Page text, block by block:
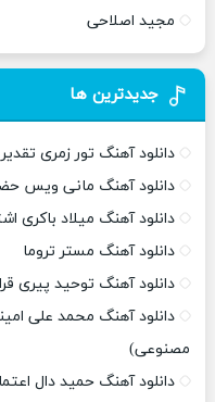
مجید اصلاحی
جدیدترین ها
دانلود آهنگ تور زمری تقدیر
دانلود آهنگ مانی ویس
دانلود آهنگ میلاد باکری
دانلود آهنگ مستر تروما
دانلود آهنگ توحید پیری
دانلود آهنگ محمد علی
مصنوعی)
دانلود آهنگ حمید دال